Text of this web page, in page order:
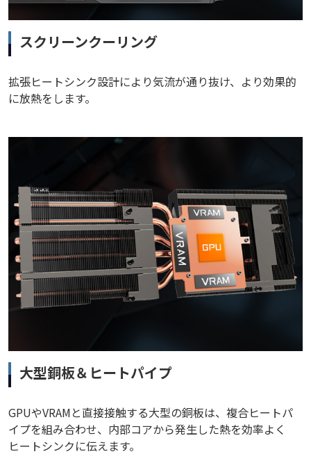
スクリーンクーリング
拡張ヒートシンク設計により気流が通り抜け、より効果的
に放熱をします。
大型銅板＆ヒートパイプ
GPUやVRAMと直接接触する大型の銅板は、複合ヒートパ
イプを組み合わせ、内部コアから発生した熱を効率よく
ヒートシンクに伝えます。